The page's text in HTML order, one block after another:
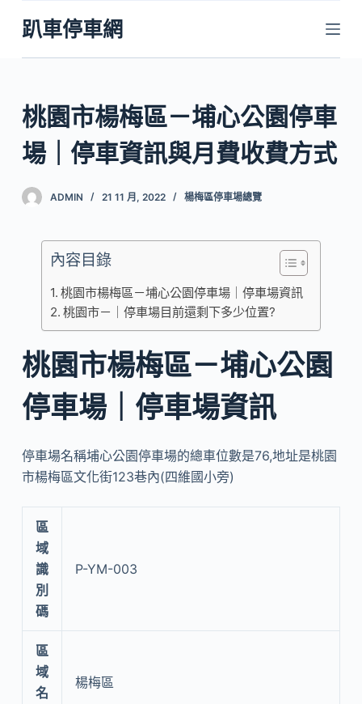
跳
至
主
內
容
趴車停車網
桃園市楊梅區－埔心公園停車
場｜停車資訊與月費收費方式
ADMIN 21 11 月, 2022 楊梅區停車場總覽
內容目錄
桃園市楊梅區－埔心公園停車場｜停車場資訊
桃園市－｜停車場目前還剩下多少位置?
桃園市楊梅區－埔心公園
停車場｜停車場資訊
停車場名稱埔心公園停車場的總車位數是76,地址是桃園
市楊梅區文化街123巷內(四維國小旁)
區
域
識
別
碼
P-YM-003
區
域
名
楊梅區